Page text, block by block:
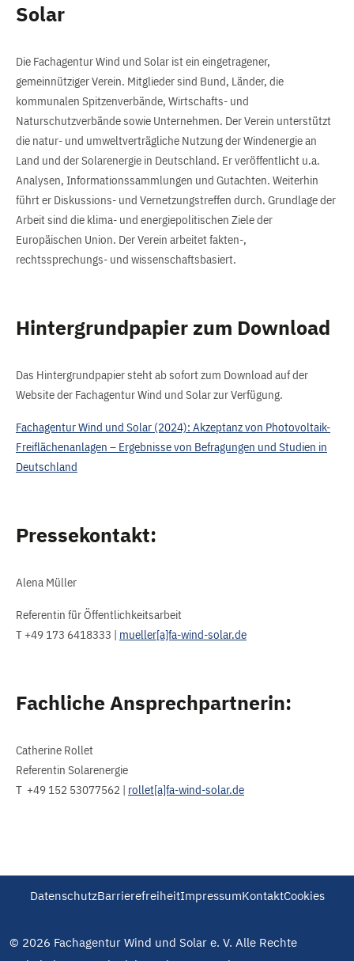
Solar
Die Fachagentur Wind und Solar ist ein eingetragener,
gemeinnütziger Verein. Mitglieder sind Bund, Länder, die
kommunalen Spitzenverbände, Wirtschafts- und
Naturschutzverbände sowie Unternehmen. Der Verein unterstützt
die natur- und umweltverträgliche Nutzung der Windenergie an
Land und der Solarenergie in Deutschland. Er veröffentlicht u.a.
Analysen, Informationssammlungen und Gutachten. Weiterhin
führt er Diskussions- und Vernetzungstreffen durch. Grundlage der
Arbeit sind die klima- und energiepolitischen Ziele der
Europäischen Union. Der Verein arbeitet fakten-,
rechtssprechungs- und wissenschaftsbasiert.
Hintergrundpapier zum Download
Das Hintergrundpapier steht ab sofort zum Download auf der
Website der Fachagentur Wind und Solar zur Verfügung.
Fachagentur Wind und Solar (2024): Akzeptanz von Photovoltaik-
Freiflächenanlagen – Ergebnisse von Befragungen und Studien in
Deutschland
Pressekontakt:
Alena Müller
Referentin für Öffentlichkeitsarbeit
T +49 173 6418333 | mueller[a]fa-wind-solar.de
Fachliche Ansprechpartnerin:
Catherine Rollet
Referentin Solarenergie
T +49 152 53077562 | rollet[a]fa-wind-solar.de
DatenschutzBarrierefreiheitImpressumKontaktCookies
© 2026 Fachagentur Wind und Solar e. V. Alle Rechte